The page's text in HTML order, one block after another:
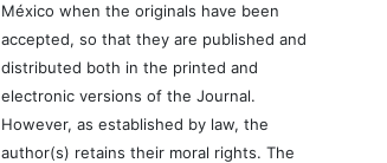
México when the originals have been
accepted, so that they are published and
distributed both in the printed and
electronic versions of the Journal.
However, as established by law, the
author(s) retains their moral rights. The